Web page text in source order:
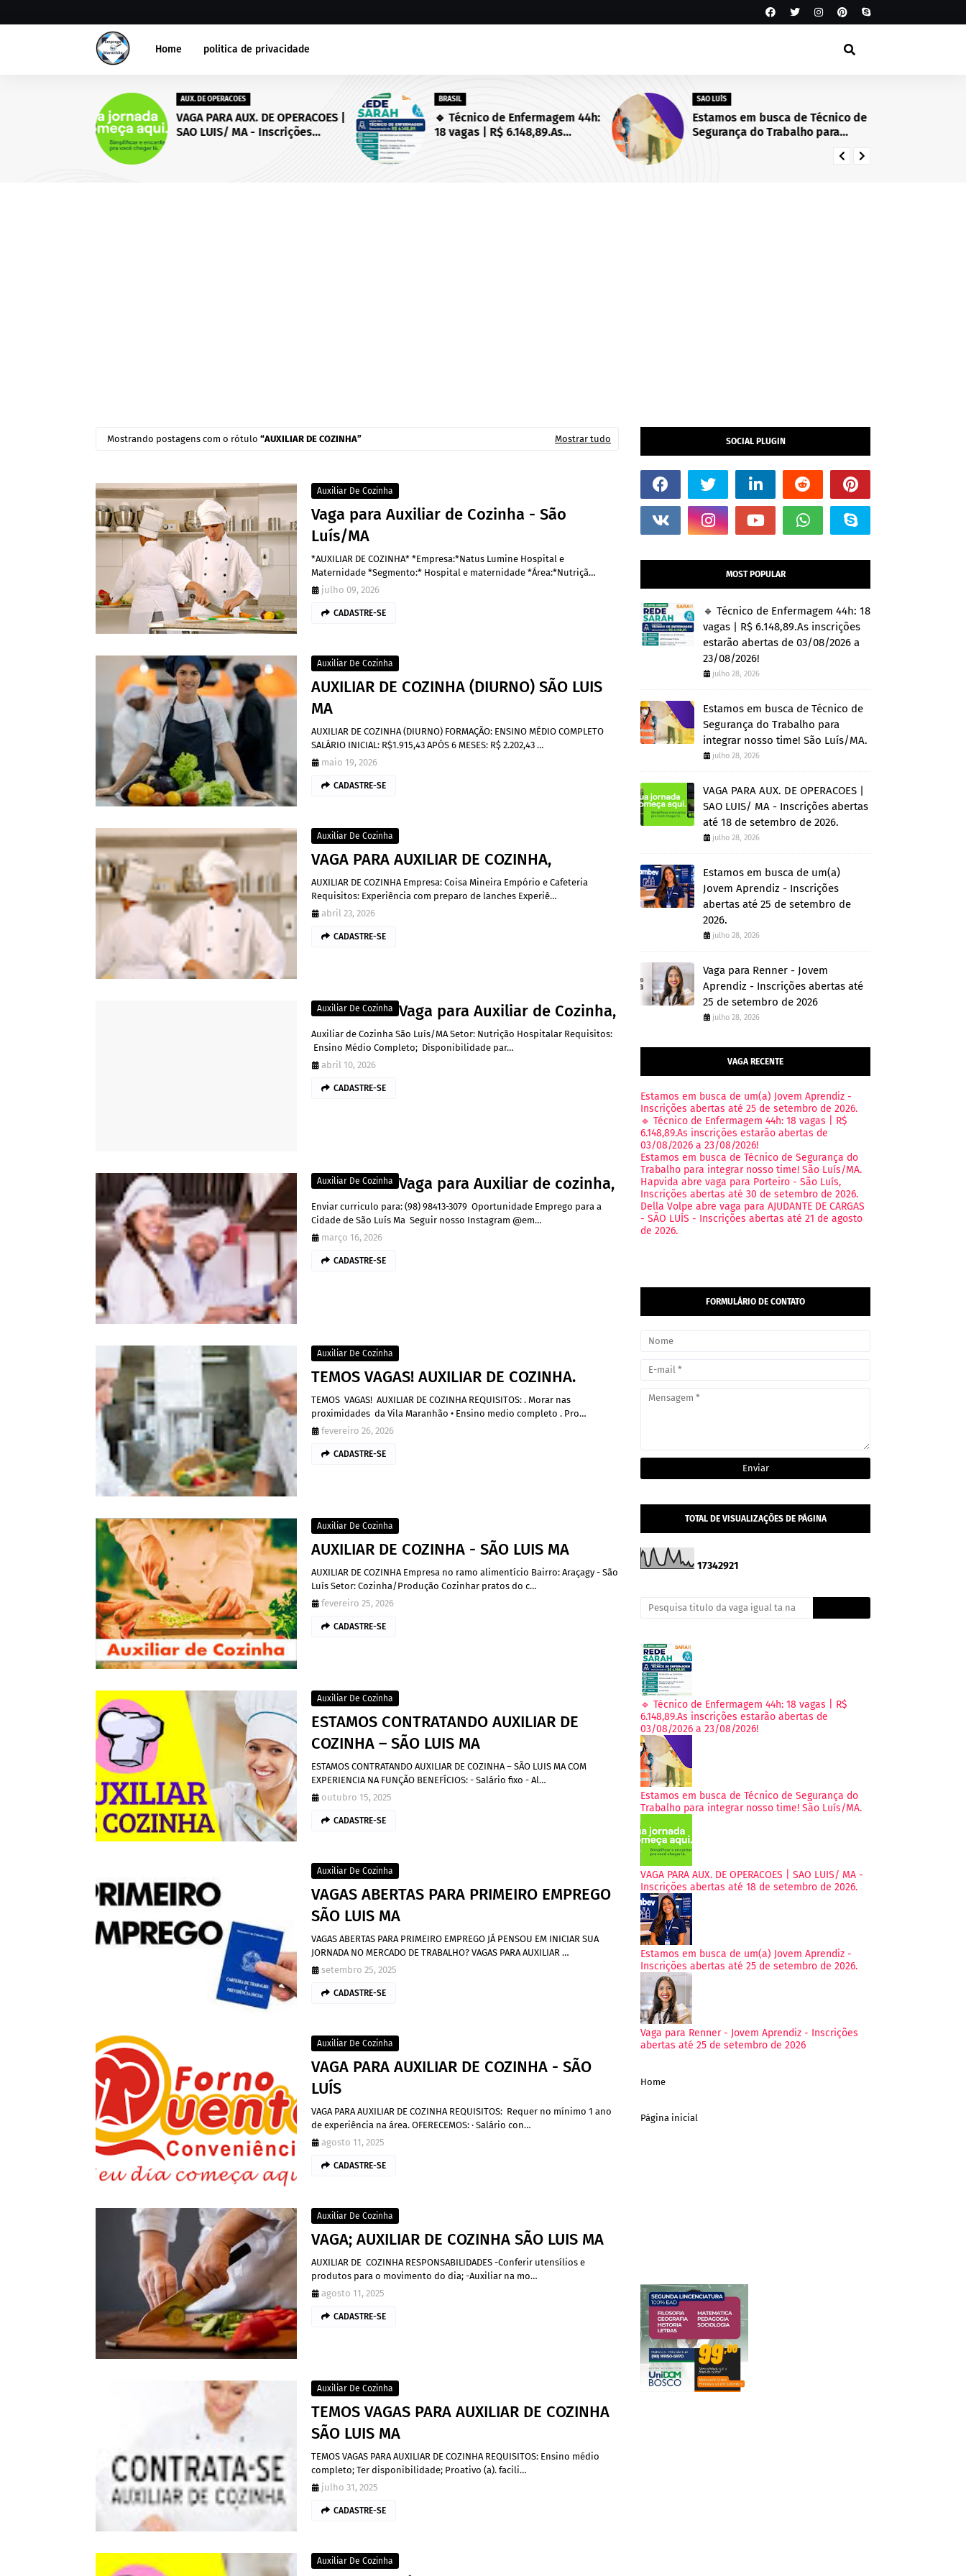
Home politica de privacidade
AUX. DE OPERACOES
VAGA PARA AUX. DE OPERACOES |
SAO LUIS/ MA - Inscrições
BRASIL
🔹 Técnico de Enfermagem 44h:
18 vagas | R$ 6.148,89.As
SAO LUÍS
Estamos em busca de Técnico de
Segurança do Trabalho para
Mostrando postagens com o rótulo AUXILIAR DE COZINHA Mostrar tudo
Auxiliar De Cozinha
Vaga para Auxiliar de Cozinha - São
Luís/MA
*AUXILIAR DE COZINHA* *Empresa:*Natus Lumine Hospital e
Maternidade *Segmento:* Hospital e maternidade *Área:*Nutriçã…
julho 09, 2026
CADASTRE-SE
Auxiliar De Cozinha
AUXILIAR DE COZINHA (DIURNO) SÃO LUIS
MA
AUXILIAR DE COZINHA (DIURNO) FORMAÇÃO: ENSINO MÉDIO COMPLETO
SALÁRIO INICIAL: R$1.915,43 APÓS 6 MESES: R$ 2.202,43 …
maio 19, 2026
CADASTRE-SE
Auxiliar De Cozinha
VAGA PARA AUXILIAR DE COZINHA,
AUXILIAR DE COZINHA Empresa: Coisa Mineira Empório e Cafeteria
Requisitos: Experiência com preparo de lanches Experiê…
abril 23, 2026
CADASTRE-SE
Auxiliar De Cozinha Vaga para Auxiliar de Cozinha,
Auxiliar de Cozinha São Luís/MA Setor: Nutrição Hospitalar Requisitos:
Ensino Médio Completo; ⁠Disponibilidade par…
abril 10, 2026
CADASTRE-SE
Auxiliar De Cozinha Vaga para Auxiliar de cozinha,
Enviar curriculo para: (98) 98413-3079 Oportunidade Emprego para a
Cidade de São Luís Ma Seguir nosso Instagram @em…
março 16, 2026
CADASTRE-SE
Auxiliar De Cozinha
TEMOS VAGAS! AUXILIAR DE COZINHA.
TEMOS VAGAS! AUXILIAR DE COZINHA REQUISITOS: . Morar nas
proximidades da Vila Maranhão • Ensino medio completo . Pro…
fevereiro 26, 2026
CADASTRE-SE
Auxiliar De Cozinha
AUXILIAR DE COZINHA - SÃO LUIS MA
AUXILIAR DE COZINHA Empresa no ramo alimentício Bairro: Araçagy - São
Luís Setor: Cozinha/Produção Cozinhar pratos do c…
fevereiro 25, 2026
CADASTRE-SE
Auxiliar De Cozinha
ESTAMOS CONTRATANDO AUXILIAR DE
COZINHA – SÃO LUIS MA
ESTAMOS CONTRATANDO AUXILIAR DE COZINHA – SÃO LUIS MA COM
EXPERIENCIA NA FUNÇÃO BENEFÍCIOS: - Salário fixo - Al…
outubro 15, 2025
CADASTRE-SE
Auxiliar De Cozinha
VAGAS ABERTAS PARA PRIMEIRO EMPREGO
SÃO LUIS MA
VAGAS ABERTAS PARA PRIMEIRO EMPREGO JÁ PENSOU EM INICIAR SUA
JORNADA NO MERCADO DE TRABALHO? VAGAS PARA AUXILIAR …
setembro 25, 2025
CADASTRE-SE
Auxiliar De Cozinha
VAGA PARA AUXILIAR DE COZINHA - SÃO
LUÍS
VAGA PARA AUXILIAR DE COZINHA REQUISITOS: Requer no mínimo 1 ano
de experiência na área. OFERECEMOS: · Salário con…
agosto 11, 2025
CADASTRE-SE
Auxiliar De Cozinha
VAGA; AUXILIAR DE COZINHA SÃO LUIS MA
AUXILIAR DE COZINHA RESPONSABILIDADES -Conferir utensílios e
produtos para o movimento do dia; -Auxiliar na mo…
agosto 11, 2025
CADASTRE-SE
Auxiliar De Cozinha
TEMOS VAGAS PARA AUXILIAR DE COZINHA
SÃO LUIS MA
TEMOS VAGAS PARA AUXILIAR DE COZINHA REQUISITOS: Ensino médio
completo; Ter disponibilidade; Proativo (a). facili…
julho 31, 2025
CADASTRE-SE
Auxiliar De Cozinha
SOCIAL PLUGIN
MOST POPULAR
🔹 Técnico de Enfermagem 44h: 18
vagas | R$ 6.148,89.As inscrições
estarão abertas de 03/08/2026 a
23/08/2026!
julho 28, 2026
Estamos em busca de Técnico de
Segurança do Trabalho para
integrar nosso time! São Luís/MA.
julho 28, 2026
VAGA PARA AUX. DE OPERACOES |
SAO LUIS/ MA - Inscrições abertas
até 18 de setembro de 2026.
julho 28, 2026
Estamos em busca de um(a)
Jovem Aprendiz - Inscrições
abertas até 25 de setembro de
2026.
julho 28, 2026
Vaga para Renner - Jovem
Aprendiz - Inscrições abertas até
25 de setembro de 2026
julho 28, 2026
VAGA RECENTE
Estamos em busca de um(a) Jovem Aprendiz -
Inscrições abertas até 25 de setembro de 2026.
🔹 Técnico de Enfermagem 44h: 18 vagas | R$
6.148,89.As inscrições estarão abertas de
03/08/2026 a 23/08/2026!
Estamos em busca de Técnico de Segurança do
Trabalho para integrar nosso time! São Luís/MA.
Hapvida abre vaga para Porteiro - São Luís,
Inscrições abertas até 30 de setembro de 2026.
Della Volpe abre vaga para AJUDANTE DE CARGAS
- SÃO LUÍS - Inscrições abertas até 21 de agosto
de 2026.
FORMULÁRIO DE CONTATO
TOTAL DE VISUALIZAÇÕES DE PÁGINA
17342921
🔹 Técnico de Enfermagem 44h: 18 vagas | R$
6.148,89.As inscrições estarão abertas de
03/08/2026 a 23/08/2026!
Estamos em busca de Técnico de Segurança do
Trabalho para integrar nosso time! São Luís/MA.
VAGA PARA AUX. DE OPERACOES | SAO LUIS/ MA -
Inscrições abertas até 18 de setembro de 2026.
Estamos em busca de um(a) Jovem Aprendiz -
Inscrições abertas até 25 de setembro de 2026.
Vaga para Renner - Jovem Aprendiz - Inscrições
abertas até 25 de setembro de 2026
Home
Página inicial